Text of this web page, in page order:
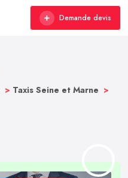
Demande devis
> Taxis Seine et Marne >